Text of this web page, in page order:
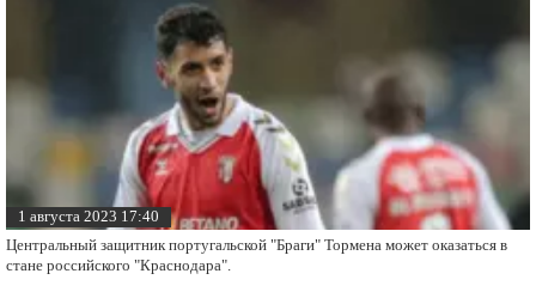
1 августа 2023 17:40
Центральный защитник португальской "Браги" Тормена может оказаться в
стане российского "Краснодара".